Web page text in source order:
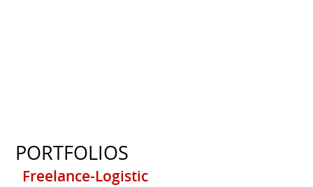
PORTFOLIOS
Freelance-Logistic